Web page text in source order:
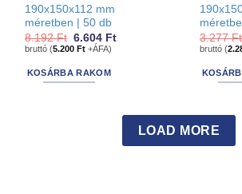
190x150x112 mm
méretben | 50 db
8.192Ft Original
price
8.192 Ft.
6.604 FtCurrent
bruttó (5.200Ft +ÁFA)
KOSÁRBA RAKOM
3.277Ft
bruttó (
LOAD MORE